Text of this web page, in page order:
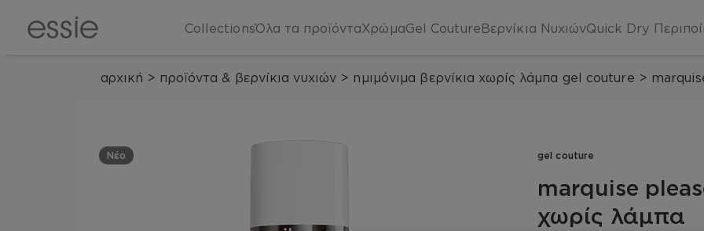
CollectionsΌλα τα προϊόνταΧρώμαGel CoutureΒερνίκια ΝυχιώνQuick Dry
αρχική > προϊόντα & βερνίκια νυχιών > ημιμόνιμα βερνίκια χωρίς λάμπα gel couture >
Νέο gel couture
marquise
χωρίς λάμπα